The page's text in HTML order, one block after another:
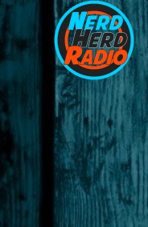
Zum
springen